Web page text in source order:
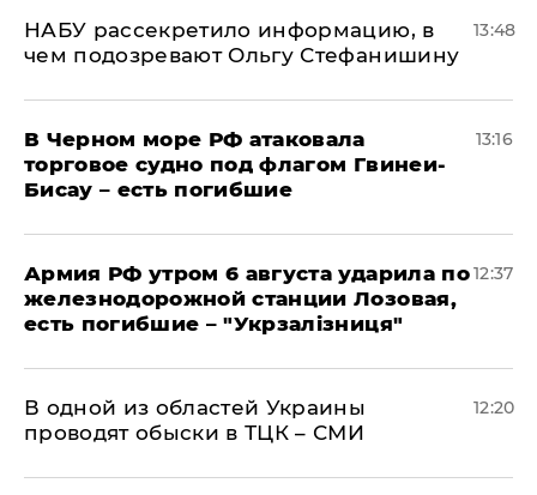
НАБУ рассекретило информацию, в
чем подозревают Ольгу Стефанишину
13:48
В Черном море РФ атаковала
торговое судно под флагом Гвинеи-
Бисау – есть погибшие
13:16
Армия РФ утром 6 августа ударила по
железнодорожной станции Лозовая,
есть погибшие – "Укрзалізниця"
12:37
В одной из областей Украины
проводят обыски в ТЦК – СМИ
12:20